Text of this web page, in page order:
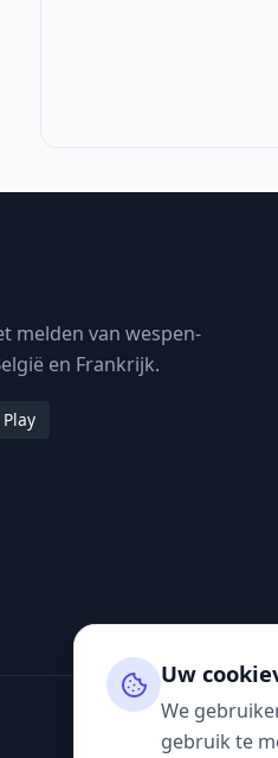
melden van wespen-
en Frankrijk.
Uw
We
gebruik te